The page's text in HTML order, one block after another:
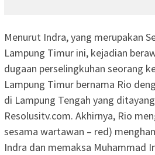
Menurut Indra, yang merupakan
Lampung Timur ini, kejadian
dugaan perselingkuhan seorang
Lampung Timur bernama Rio
di Lampung Tengah yang
Resolusitv.com. Akhirnya, Rio
sesama wartawan – red)
Indra dan memaksa Muhammad